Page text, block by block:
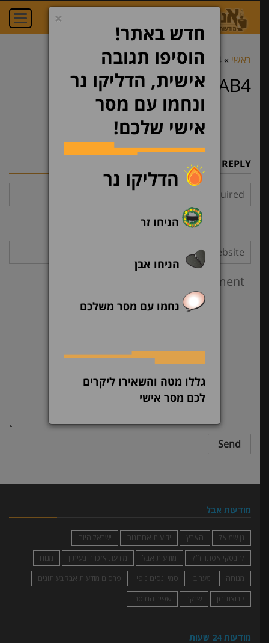
ראשי »
TAB4 » TAB4
TAB4
LEAVE A REPLY
מודעות אבל
גן שמואל הארץ ידיעות אחרונות
ישראל היום
לזובסקי אסתר ז״ל
מודעות אבל מודעת אזכרה בעיתון
מנוח
מנוחה
מעריב סמי ונסים נופי
פרסום מודעות אבל בעיתונים
קבוצת בזן
שנקר שפיר הנדסה
מודעות 24 שעות
×
חדש באתר!
הוסיפו תגובה
אישית, הדליקו נר
ונחמו עם מסר
אישי שלכם!
הדליקו נר
הניחו זר
הניחו אבן
נחמו עם מסר משלכם
גללו מטה והשאירו ליקרים
לכם מסר אישי